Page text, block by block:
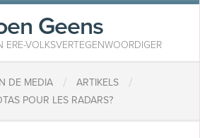
Geens
ERE-VOLKSVERTEGENWOORDIGER
DE MEDIA / ARTIKELS /
POUR LES RADARS?